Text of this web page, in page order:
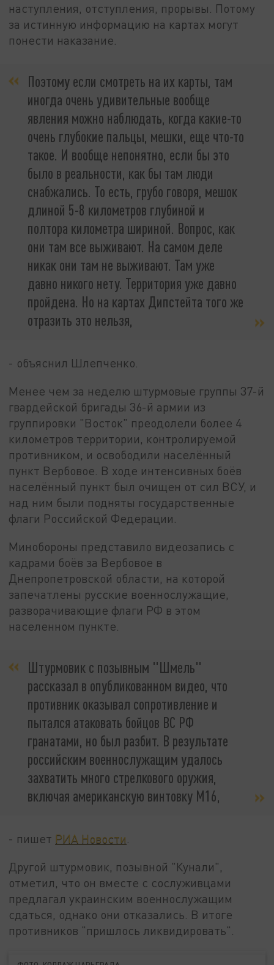
наступления, отступления, прорывы. Потому
за истинную информацию на картах могут
понести наказание.
Поэтому если смотреть на их карты, там
иногда очень удивительные вообще
явления можно наблюдать, когда какие-то
очень глубокие пальцы, мешки, еще что-то
такое. И вообще непонятно, если бы это
было в реальности, как бы там люди
снабжались. То есть, грубо говоря, мешок
длиной 5-8 километров глубиной и
полтора километра шириной. Вопрос, как
они там все выживают. На самом деле
никак они там не выживают. Там уже
давно никого нету. Территория уже давно
пройдена. Но на картах Дипстейта того же
отразить это нельзя,
- объяснил Шлепченко.
Менее чем за неделю штурмовые группы 37-й
гвардейской бригады 36-й армии из
группировки "Восток" преодолели более 4
километров территории, контролируемой
противником, и освободили населённый
пункт Вербовое. В ходе интенсивных боёв
населённый пункт был очищен от сил ВСУ, и
над ним были подняты государственные
флаги Российской Федерации.
Минобороны представило видеозапись с
кадрами боёв за Вербовое в
Днепропетровской области, на которой
запечатлены русские военнослужащие,
разворачивающие флаги РФ в этом
населенном пункте.
Штурмовик с позывным "Шмель"
рассказал в опубликованном видео, что
противник оказывал сопротивление и
пытался атаковать бойцов ВС РФ
гранатами, но был разбит. В результате
российским военнослужащим удалось
захватить много стрелкового оружия,
включая американскую винтовку М16,
- пишет РИА Новости
Другой штурмовик, позывной "Кунали",
отметил, что он вместе с сослуживцами
предлагал украинским военнослужащим
сдаться, однако они отказались. В итоге
противников "пришлось ликвидировать".